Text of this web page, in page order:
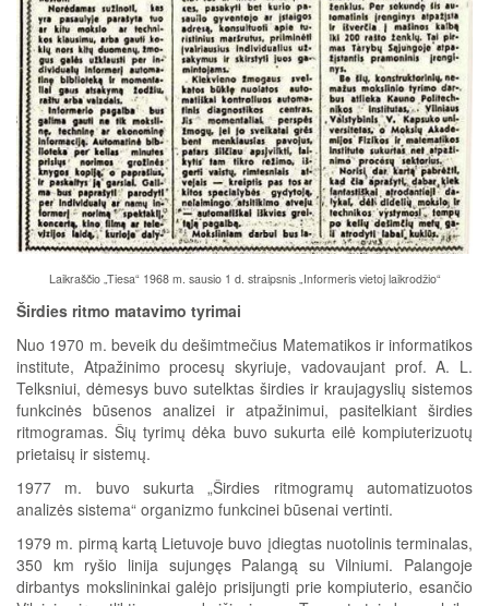
Laikraščio „Tiesa“ 1968 m. sausio 1 d. straipsnis „Informeris vietoj laikrodžio“
Širdies ritmo matavimo tyrimai
Nuo 1970 m. beveik du dešimtmečius Matematikos ir informatikos
institute, Atpažinimo procesų skyriuje, vadovaujant prof. A. L.
Telksniui, dėmesys buvo sutelktas širdies ir kraujagyslių sistemos
funkcinės būsenos analizei ir atpažinimui, pasitelkiant širdies
ritmogramas. Šių tyrimų dėka buvo sukurta eilė kompiuterizuotų
prietaisų ir sistemų.
1977 m. buvo sukurta „Širdies ritmogramų automatizuotos
analizės sistema“ organizmo funkcinei būsenai vertinti.
1979 m. pirmą kartą Lietuvoje buvo įdiegtas nuotolinis terminalas,
350 km ryšio linija sujungęs Palangą su Vilniumi. Palangoje
dirbantys mokslininkai galėjo prisijungti prie kompiuterio, esančio